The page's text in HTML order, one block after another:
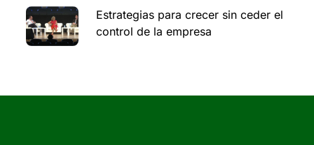
Estrategias para crecer sin ceder el
control de la empresa